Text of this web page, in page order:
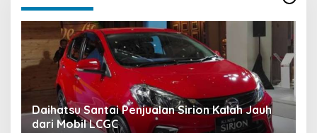
Daihatsu Santai Penjualan Sirion Kalah Jauh
dari Mobil LCGC